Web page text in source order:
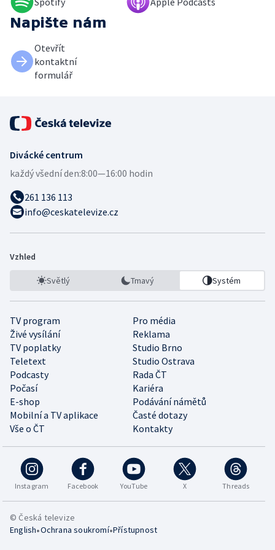
Napište nám
Otevřít
kontaktní
formulář
Divácké centrum
každý všední den:8:00—16:00 hodin
261 136 113
info@ceskatelevize.cz
Vzhled
Světlý Tmavý Systém
TV program
Pro média
Živé vysílání
Reklama
TV poplatky
Studio Brno
Teletext
Studio Ostrava
Podcasty
Rada ČT
Počasí
Kariéra
E-shop
Podávání námětů
Mobilní a TV aplikace
Časté dotazy
Vše o ČT
Kontakty
Instagram Facebook YouTube X Threads
© Česká televize
English•Ochrana soukromí•Přístupnost